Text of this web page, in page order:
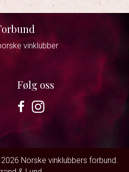
vinklubber
Følg oss
Facebook
Instagram
Norske vinklubbers forbund.